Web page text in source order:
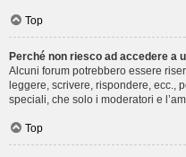
Top
Perché non riesco ad accedere a
Alcuni forum potrebbero essere
leggere, scrivere, rispondere, ecc.,
speciali, che solo i moderatori e
Top